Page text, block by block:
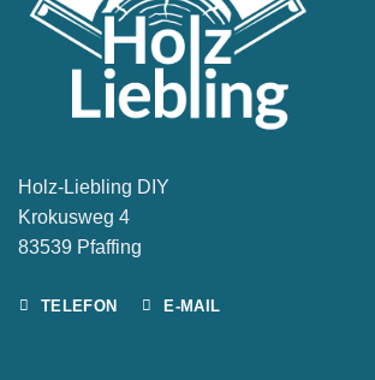
Holz-Liebling DIY
Krokusweg 4
83539 Pfaffing
TELEFON E-MAIL